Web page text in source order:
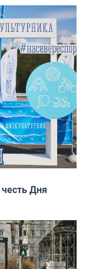
Дня